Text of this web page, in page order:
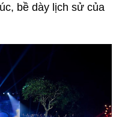
bề dày lịch sử của